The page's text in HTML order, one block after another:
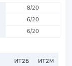
8/20
6/20
6/20
ИТ2Б
ИТ2М